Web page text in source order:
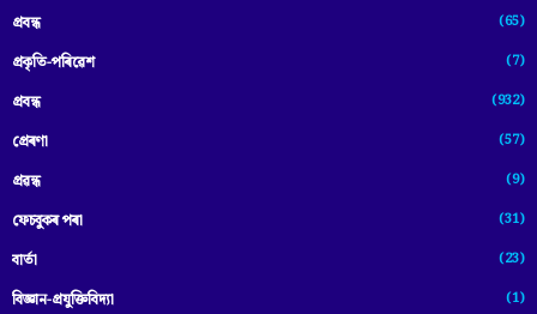
প্রবন্ধ (65)
প্ৰকৃতি-পৰিৱেশ (7)
প্ৰবন্ধ (932)
প্ৰেৰণা (57)
প্ৰৱন্ধ (9)
ফেচবুকৰ পৰা (31)
বাৰ্তা (23)
বিজ্ঞান-প্রযুক্তিবিদ্যা (1)